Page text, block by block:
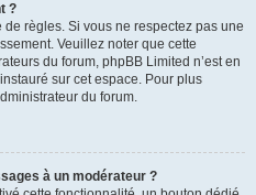
?
règles. Si vous ne respectez pas une
Veuillez noter que cette
du forum, phpBB Limited n’est en
sur cet espace. Pour plus
du forum.
à un modérateur ?